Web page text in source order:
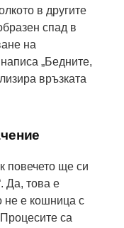
в другите
спад в
на
„Бедните,
връзката
повечето ще си
Да, това е
не е кошница с
са